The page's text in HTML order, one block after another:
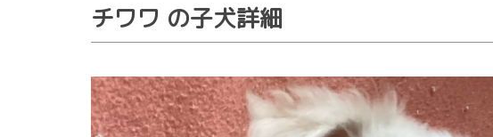
チワワ の子犬詳細